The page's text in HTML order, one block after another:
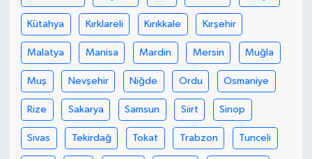
Kütahya Kırklareli Kırıkkale Kırşehir
Malatya Manisa Mardin Mersin Muğla
Muş Nevşehir Niğde Ordu Osmaniye
Rize Sakarya Samsun Siirt Sinop
Sivas Tekirdağ Tokat Trabzon Tunceli
Politika
Resmi İlan
Röportaj
Sağlık